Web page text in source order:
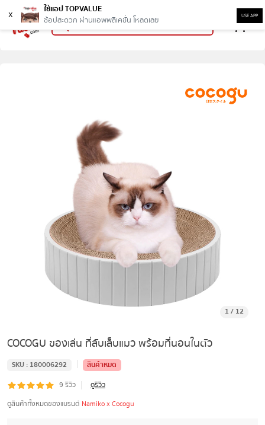
x
ใช้แอป TOPVALUE
ช้อปสะดวก ผ่านแอพพลิเคชั่น โหลดเลย
USE APP
1 / 12
COCOGU ของเล่น ที่ลับเล็บแมว พร้อมที่นอนในตัว
SKU : 180006292 |
สินค้าหมด
9 รีวิว |
ดูรีวิว
ดูสินค้าทั้งหมดของแบรนด์ Namiko x Cocogu